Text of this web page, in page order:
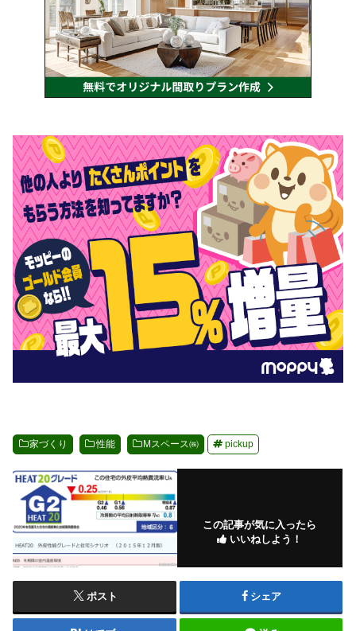
家づくり 性能 Mスペース㈱ pickup
この記事が気に入ったら
いいねしよう！
ポスト シェア